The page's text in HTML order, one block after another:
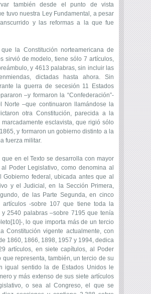
también desde el punto de vista
tuvo nuestra Ley Fundamental, a pesar
y las reformas a la que fue
que la Constitución norteamericana de
sirvió de modelo, tiene sólo 7 artículos,
y 4613 palabras, sin incluir las
dictadas hasta ahora. Sin
la guerra de secesión 11 Estados
–y formaron la “Confederación”-
Norte –que continuaron llamándose la
otra Constitución, parecida a la
marcadamente esclavista, que rigió sólo
y formaron un gobierno distinto a la
fuerza militar.
que en el Texto se desarrolla con mayor
Poder Legislativo, como denomina al
Gobierno federal, ubicada antes que al
y el Judicial, en la Sección Primera,
de las Parte Segunda, en cinco
artículos -sobre 107 que tiene toda la
y 2540 palabras –sobre 7195 que tenía
, lo que importa más de un tercio
Constitución vigente actualmente, con
1860, 1866, 1898, 1957 y 1994, dedica
artículos, en siete capítulos, al Poder
que representa, también, un tercio de su
igual sentido la de Estados Unidos le
y más extenso de sus siete artículos
o sea al Congreso, el que se